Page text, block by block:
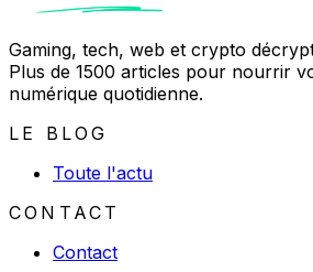
Gaming, tech, web et crypto
Plus de 1500 articles pour nourrir
numérique quotidienne.
LE BLOG
Toute l'actu
CONTACT
Contact